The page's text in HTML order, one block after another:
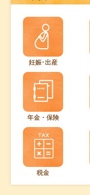
妊娠･出産
年金・保険
税金